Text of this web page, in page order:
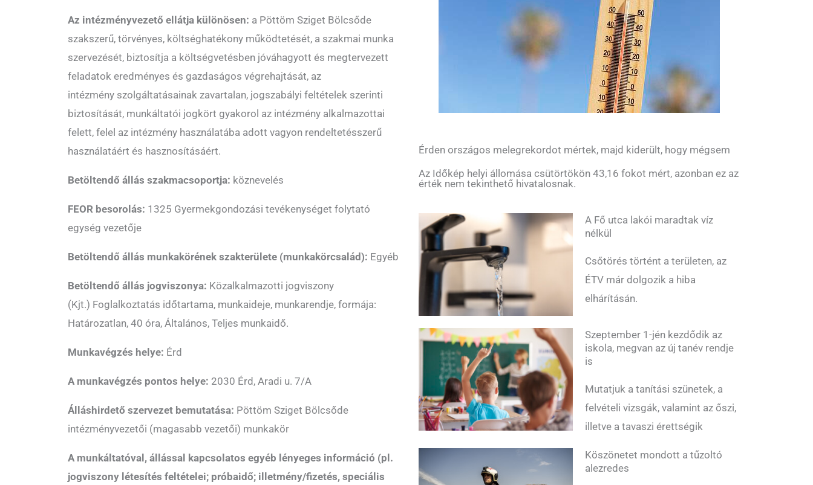
Az intézményvezető ellátja különösen: a Pöttöm Sziget Bölcsőde
szakszerű, törvényes, költséghatékony működtetését, a szakmai munka
szervezését, biztosítja a költségvetésben jóváhagyott és megtervezett
feladatok eredményes és gazdaságos végrehajtását, az
intézmény szolgáltatásainak zavartalan, jogszabályi feltételek szerinti
biztosítását, munkáltatói jogkört gyakorol az intézmény alkalmazottai
felett, felel az intézmény használatába adott vagyon rendeltetésszerű
használatáért és hasznosításáért.
Betöltendő állás szakmacsoportja: köznevelés
FEOR besorolás: 1325 Gyermekgondozási tevékenységet folytató
egység vezetője
Betöltendő állás munkakörének szakterülete (munkakörcsalád): Egyéb
Betöltendő állás jogviszonya: Közalkalmazotti jogviszony
(Kjt.) Foglalkoztatás időtartama, munkaideje, munkarendje, formája:
Határozatlan, 40 óra, Általános, Teljes munkaidő.
Munkavégzés helye: Érd
A munkavégzés pontos helye: 2030 Érd, Aradi u. 7/A
Álláshirdető szervezet bemutatása: Pöttöm Sziget Bölcsőde
intézményvezetői (magasabb vezetői) munkakör
A munkáltatóval, állással kapcsolatos egyéb lényeges információ (pl.
jogviszony létesítés feltételei; próbaidő; illetmény/fizetés, speciális
Érden országos melegrekordot mértek, majd kiderült, hogy mégsem
Az Időkép helyi állomása csütörtökön 43,16 fokot mért, azonban ez az
érték nem tekinthető hivatalosnak.
A Fő utca lakói maradtak víz
nélkül
Csőtörés történt a területen, az
ÉTV már dolgozik a hiba
elhárításán.
Szeptember 1-jén kezdődik az
iskola, megvan az új tanév rendje
is
Mutatjuk a tanítási szünetek, a
felvételi vizsgák, valamint az őszi,
illetve a tavaszi érettségik
Köszönetet mondott a tűzoltó
alezredes